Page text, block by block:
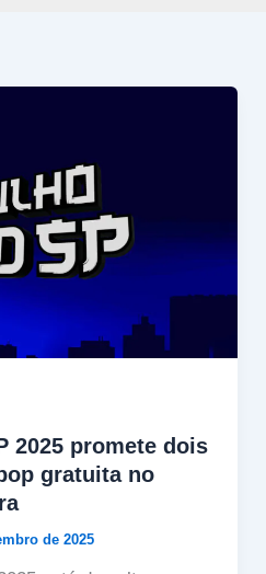
2025 promete dois
gratuita no
de 2025